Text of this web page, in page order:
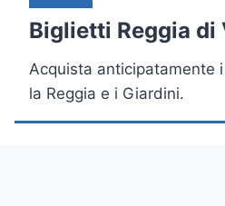
Biglietti Reggia di
Acquista anticipatamente
la Reggia e i Giardini.